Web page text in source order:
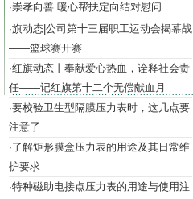
·崇孝向善 暖心帮扶定向结对慰问
·旗动态|公司第十三届职工运动会揭幕战
——篮球赛开赛
·红旗动态丨奉献爱心热血，诠释社会责
任——记红旗第十二个无偿献血月
·要校验卫生型隔膜压力表时，这几点要
注意了
·了解矩形膜盒压力表的用途及其日常维
护要求
·特种磁助电接点压力表的用途与使用注